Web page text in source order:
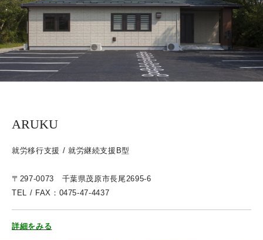
ARUKU
就労移行支援 / 就労継続支援B型
〒297-0073 千葉県茂原市長尾2695-6
TEL / FAX：0475-47-4437
詳細をみる